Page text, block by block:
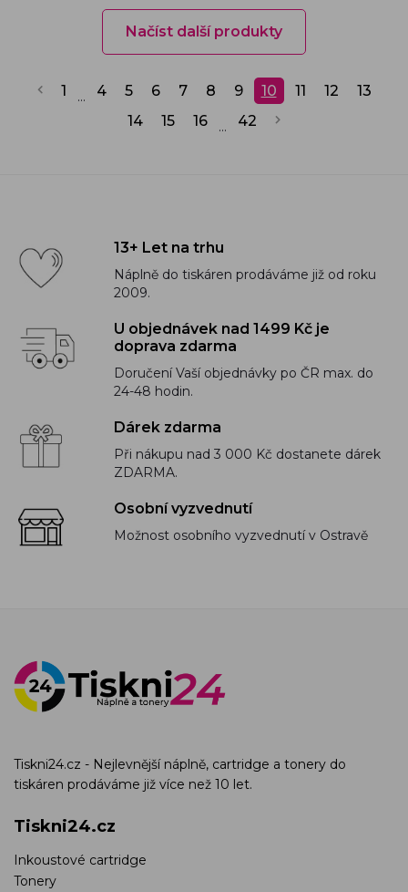
Načíst další produkty
1 ... 4 5 6 7 8 9 10 11 12
13
14
15 16 ... 42
13+ Let na trhu
Náplně do tiskáren prodáváme již od roku
2009.
U objednávek nad 1499 Kč je
doprava zdarma
Doručení Vaší objednávky po ČR max. do
24-48 hodin.
Dárek zdarma
Při nákupu nad 3 000 Kč dostanete dárek
ZDARMA.
Osobní vyzvednutí
Možnost osobního vyzvednutí v Ostravě
Tiskni24.cz - Nejlevnější náplně, cartridge a tonery do
tiskáren prodáváme již více než 10 let.
Tiskni24.cz
Inkoustové cartridge
Tonery